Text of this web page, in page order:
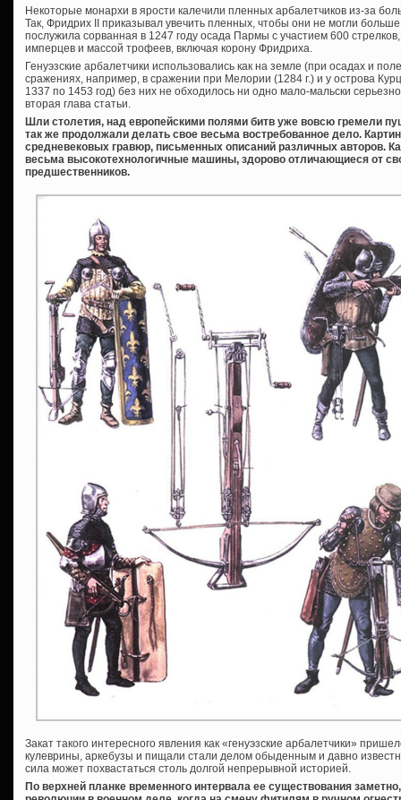
Некоторые монархи в ярости калечили пленных арбалетчиков из-за
Так, Фридрих II приказывал увечить пленных, чтобы они не могли
послужила сорванная в 1247 году осада Пармы с участием 600
имперцев и массой трофеев, включая корону Фридриха.
Генуэзские арбалетчики использовались как на земле (при осадах и
сражениях, например, в сражении при Мелории (1284 г.) и у острова
1337 по 1453 год) без них не обходилось ни одно мало-мальски
вторая глава статьи.
Шли столетия, над европейскими полями битв уже вовсю гремели
так же продолжали делать свое весьма востребованное дело.
средневековых гравюр, письменных описаний различных авторов.
весьма высокотехнологичные машины, здорово отличающиеся от
предшественников.
Закат такого интересного явления как «генуэзские арбалетчики»
кулеврины, аркебузы и пищали стали делом обыденным и давно
сила может похвастаться столь долгой непрерывной историей.
По верхней планке временного интервала ее существования